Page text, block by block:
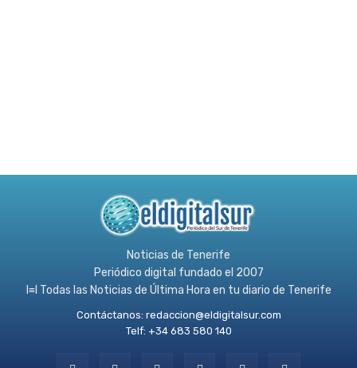
Noticias de Tenerife
Periódico digital fundado el 2007
l≡l Todas las Noticias de Última Hora en tu diario de Tenerife
Contáctanos: redaccion@eldigitalsur.com
Telf: +34 683 580 140